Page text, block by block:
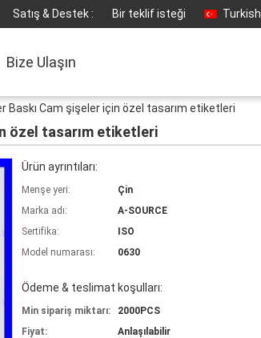
Satış & Destek : Bir teklif isteği Turkish
Bize Ulaşın
Baskı Cam şişeler için özel tasarım etiketleri
özel tasarım etiketleri
Ürün ayrıntıları:
Menşe yeri:
Çin
Marka adı:
A-SOURCE
Sertifika:
ISO
Model numarası:
0630
Ödeme & teslimat koşulları:
Min sipariş miktarı:
2000PCS
Fiyat:
Anlaşılabilir